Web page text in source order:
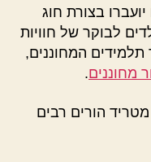
בצורת חוג
לבוקר של חוויות
המחוננים,
מחוננים.
הורים רבים